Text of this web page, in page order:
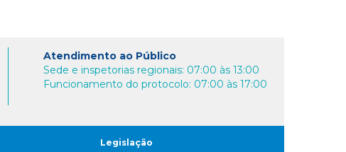
Atendimento ao Público
Sede e inspetorias regionais: 07:00 às 13:00
Funcionamento do protocolo: 07:00 às 17:00
Legislação